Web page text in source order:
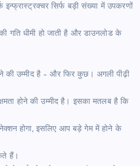
सिर्फ बड़ी संख्या में उपकरणों
गति धीमी हो जाती है और डाउनलोड के
की उम्मीद है – और फिर कुछ। अगली पीढ़ी
होने की उम्मीद है। इसका मतलब है कि
होगा, इसलिए आप बड़े गेम में होने के
हैं।